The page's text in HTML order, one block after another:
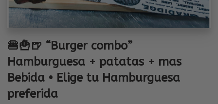
🍔🍟🍺 “Burger combo”
Hamburguesa + patatas + mas
Bebida • Elige tu Hamburguesa
preferida